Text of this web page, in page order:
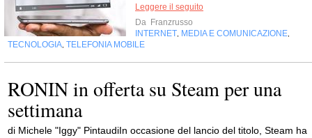
Leggere il seguito
Da Franzrusso
INTERNET MEDIA E COMUNICAZIONE
TECNOLOGIA TELEFONIA MOBILE
RONIN in offerta su Steam per una
settimana
di Michele "Iggy" PintaudiIn occasione del lancio del titolo, Steam ha